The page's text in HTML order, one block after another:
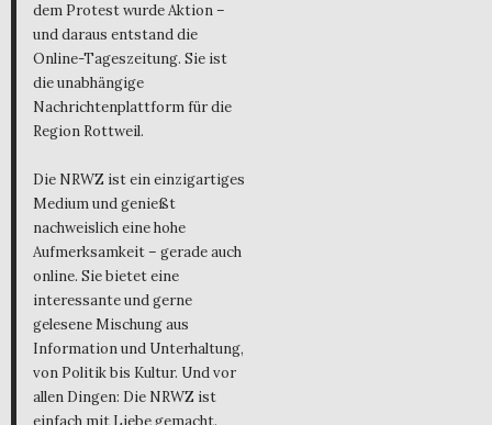
dem Protest wurde Aktion –
und daraus entstand die
Online-Tageszeitung. Sie ist
die unabhängige
Nachrichtenplattform für die
Region Rottweil.
Die NRWZ ist ein einzigartiges
Medium und genießt
nachweislich eine hohe
Aufmerksamkeit – gerade auch
online. Sie bietet eine
interessante und gerne
gelesene Mischung aus
Information und Unterhaltung,
von Politik bis Kultur. Und vor
allen Dingen: Die NRWZ ist